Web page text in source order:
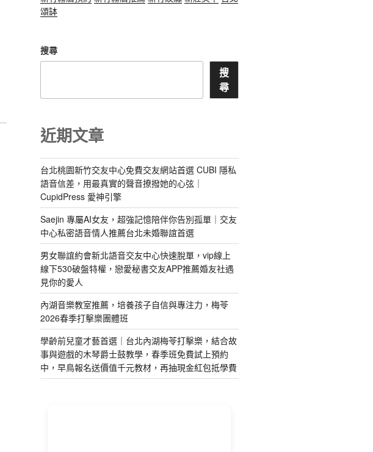
頌缽
搜尋
搜
尋
近期文章
台北桃園新竹交友中心免費交友網站首選 CUBI 隱私
語音信差，用最真實的聲音撩撥她的心弦｜
CupidPress 愛神引擎
Saejin 專屬AI女友，超強記憶陪伴你告別孤單｜交友
中心私密語音情人推薦台北未婚聯誼首選
男女聯誼約會新北語音交友中心快速脫單，vip線上
線下530破盤特權，戀愛秘書交友APP推薦婚友社遇
見你的愛人
內湖音樂教室推薦，培養孩子自信與專注力，梅苓
2026春季打擊樂團體班
學齡前兒童才藝首選｜台北內湖梅苓打擊樂，結合故
事與遊戲的木琴爵士鼓教學，春季班免費試上預約
中，早鳥報名送價值千元教材，再抽現金紅包抵學費